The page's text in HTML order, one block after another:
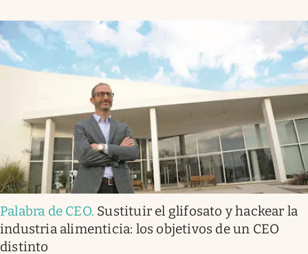
Palabra de CEO. Sustituir el glifosato y hackear la
industria alimenticia: los objetivos de un CEO
distinto